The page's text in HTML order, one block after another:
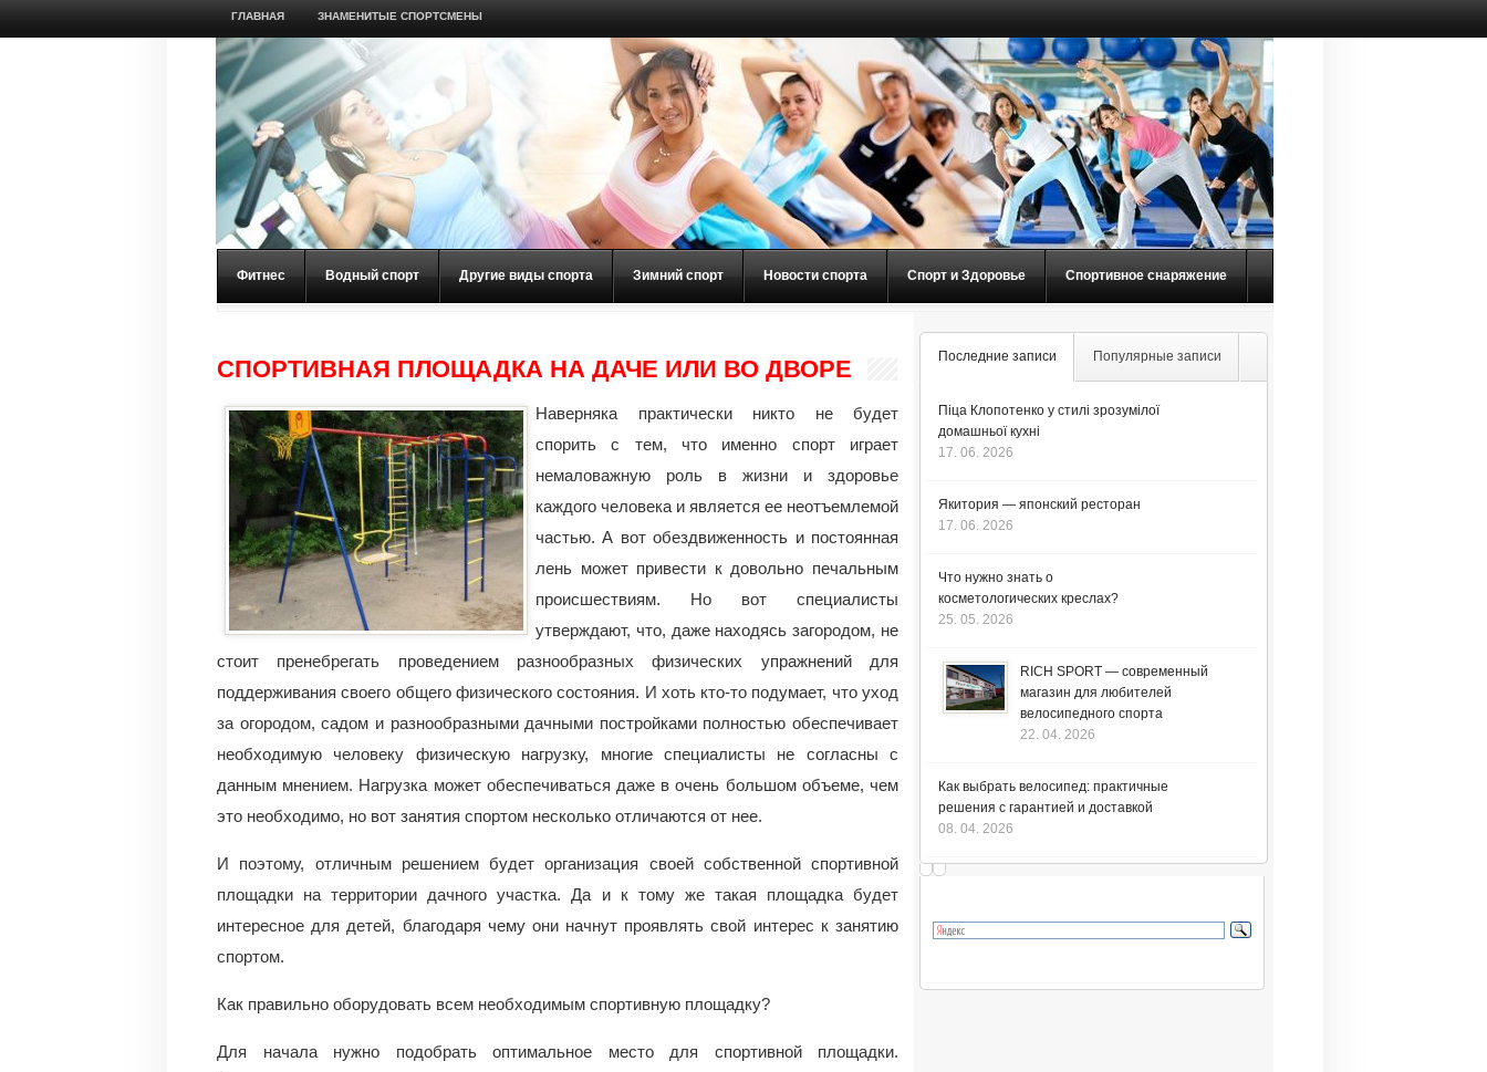
ГЛАВНАЯ ЗНАМЕНИТЫЕ СПОРТСМЕНЫ
Фитнес Водный спорт Другие виды спорта Зимний спорт Новости спорта Спорт и Здоровье Спортивное снаряжение
СПОРТИВНАЯ ПЛОЩАДКА НА ДАЧЕ ИЛИ ВО ДВОРЕ
Наверняка практически никто не будет
спорить с тем, что именно спорт играет
немаловажную роль в жизни и здоровье
каждого человека и является ее неотъемлемой
частью. А вот обездвиженность и постоянная
лень может привести к довольно печальным
происшествиям. Но вот специалисты
утверждают, что, даже находясь загородом, не
стоит пренебрегать проведением разнообразных физических упражнений для
поддерживания своего общего физического состояния. И хоть кто-то подумает, что уход
за огородом, садом и разнообразными дачными постройками полностью обеспечивает
необходимую человеку физическую нагрузку, многие специалисты не согласны с
данным мнением. Нагрузка может обеспечиваться даже в очень большом объеме, чем
это необходимо, но вот занятия спортом несколько отличаются от нее.
И поэтому, отличным решением будет организация своей собственной спортивной
площадки на территории дачного участка. Да и к тому же такая площадка будет
интересное для детей, благодаря чему они начнут проявлять свой интерес к занятию
спортом.
Как правильно оборудовать всем необходимым спортивную площадку?
Для начала нужно подобрать оптимальное место для спортивной площадки.
Последние записи Популярные записи
Піца Клопотенко у стилі зрозумілої
домашньої кухні
17. 06. 2026
Якитория — японский ресторан
17. 06. 2026
Что нужно знать о
косметологических креслах?
25. 05. 2026
RICH SPORT — современный
магазин для любителей
велосипедного спорта
22. 04. 2026
Как выбрать велосипед: практичные
решения с гарантией и доставкой
08. 04. 2026